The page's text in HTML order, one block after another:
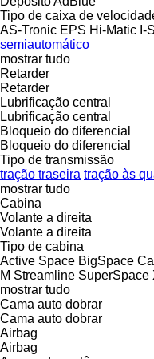
Tipo de caixa de
AS-Tronic EPS Hi-Matic I-
semiautomático
mostrar tudo
Retarder
Retarder
Lubrificação central
Lubrificação central
Bloqueio do diferencial
Bloqueio do diferencial
Tipo de transmissão
tração traseira tração às
mostrar tudo
Cabina
Volante a direita
Volante a direita
Tipo de cabina
Active Space BigSpace
M Streamline SuperSpace
mostrar tudo
Cama auto dobrar
Cama auto dobrar
Airbag
Airbag